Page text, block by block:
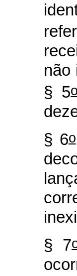
não
§ 5o
§ 6o
§ 7